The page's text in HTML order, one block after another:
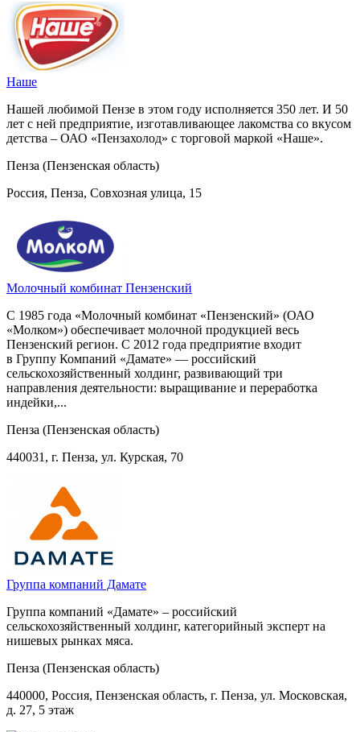
Наше
Нашей любимой Пензе в этом году исполняется 350 лет. И 50
лет с ней предприятие, изготавливающее лакомства со вкусом
детства – ОАО «Пензахолод» с торговой маркой «Наше».
Пенза (Пензенская область)
Россия, Пенза, Совхозная улица, 15
Молочный комбинат Пензенский
С 1985 года «Молочный комбинат «Пензенский» (ОАО
«Молком») обеспечивает молочной продукцией весь
Пензенский регион. С 2012 года предприятие входит
в Группу Компаний «Дамате» — российский
сельскохозяйственный холдинг, развивающий три
направления деятельности: выращивание и переработка
индейки,...
Пенза (Пензенская область)
440031, г. Пенза, ул. Курская, 70
Группа компаний Дамате
Группа компаний «Дамате» – российский
сельскохозяйственный холдинг, категорийный эксперт на
нишевых рынках мяса.
Пенза (Пензенская область)
440000, Россия, Пензенская область, г. Пенза, ул. Московская,
д. 27, 5 этаж